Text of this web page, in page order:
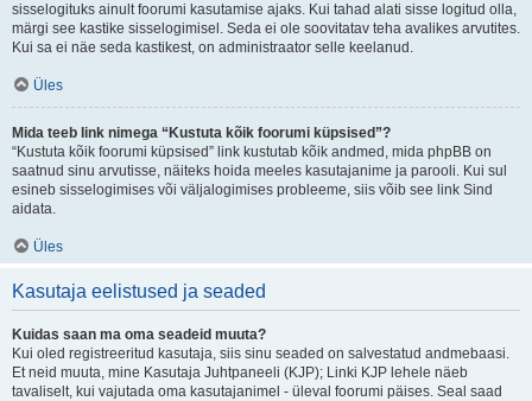
sisselogituks ainult foorumi kasutamise ajaks. Kui tahad alati sisse logitud olla,
märgi see kastike sisselogimisel. Seda ei ole soovitatav teha avalikes arvutites.
Kui sa ei näe seda kastikest, on administraator selle keelanud.
Üles
Mida teeb link nimega “Kustuta kõik foorumi küpsised”?
“Kustuta kõik foorumi küpsised” link kustutab kõik andmed, mida phpBB on
saatnud sinu arvutisse, näiteks hoida meeles kasutajanime ja parooli. Kui sul
esineb sisselogimises või väljalogimises probleeme, siis võib see link Sind
aidata.
Üles
Kasutaja eelistused ja seaded
Kuidas saan ma oma seadeid muuta?
Kui oled registreeritud kasutaja, siis sinu seaded on salvestatud andmebaasi.
Et neid muuta, mine Kasutaja Juhtpaneeli (KJP); Linki KJP lehele näeb
tavaliselt, kui vajutada oma kasutajanimel - üleval foorumi päises. Seal saad